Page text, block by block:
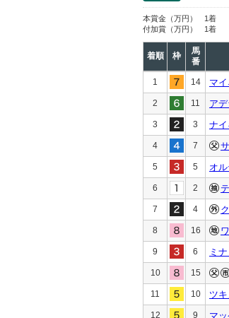
本賞金 （万円） 1着
付加賞 （万円） 1着
着順 枠
馬
番
1 14 マ
2 11 ア
3 3 ナイ
4 7
5 5 オ
6 2
7 4
8 16
9 6 ミ
10 15
11 10 ツ
12 9 マ